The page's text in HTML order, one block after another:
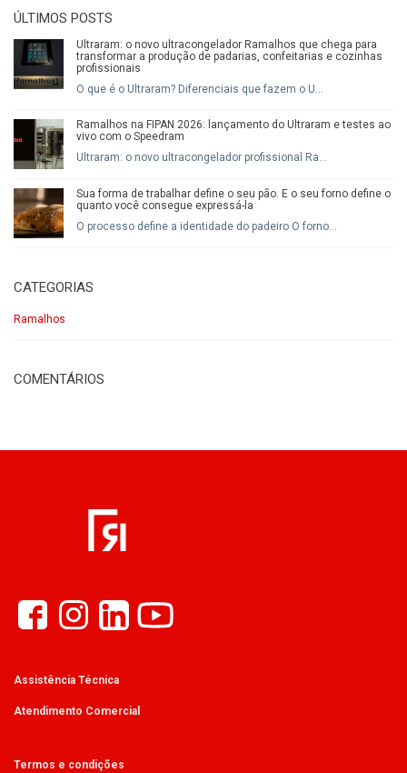
ÚLTIMOS POSTS
Ultraram: o novo ultracongelador Ramalhos que chega para
transformar a produção de padarias, confeitarias e cozinhas
profissionais
O que é o Ultraram? Diferenciais que fazem o U...
Ramalhos na FIPAN 2026: lançamento do Ultraram e testes ao
vivo com o Speedram
Ultraram: o novo ultracongelador profissional Ra...
Sua forma de trabalhar define o seu pão. E o seu forno define o
quanto você consegue expressá-la
O processo define a identidade do padeiro O forno...
CATEGORIAS
Ramalhos
COMENTÁRIOS
Assistência Técnica
Atendimento Comercial
Termos e condições